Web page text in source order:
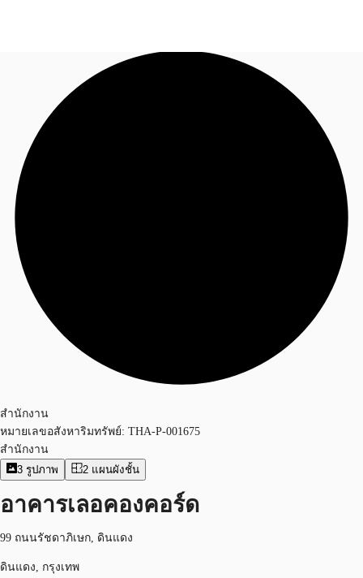
พื้นที่สำนักงาน
เฟล็กสเปซ
+6626246471
สำนักงาน
หมายเลขอสังหาริมทรัพย์: THA-P-001675
สำนักงาน
3 รูปภาพ 2 แผนผังชั้น
อาคารเลอคองคอร์ด
99 ถนนรัชดาภิเษก, ดินแดง
ดินแดง, กรุงเทพ